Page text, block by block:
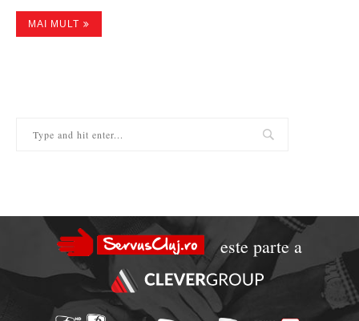
MAI MULT
este parte a